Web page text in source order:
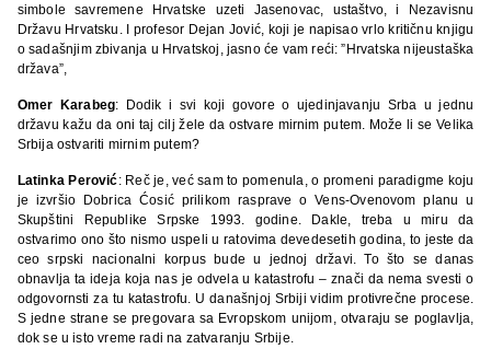
simbole savremene Hrvatske uzeti Jasenovac, ustaštvo, i Nezavisnu
Državu Hrvatsku. I profesor Dejan Jović, koji je napisao vrlo kritičnu knjigu
o sadašnjim zbivanja u Hrvatskoj, jasno će vam reći: ”Hrvatska nijeustaška
država”,
Omer Karabeg: Dodik i svi koji govore o ujedinjavanju Srba u jednu
državu kažu da oni taj cilj žele da ostvare mirnim putem. Može li se Velika
Srbija ostvariti mirnim putem?
Latinka Perović: Reč je, već sam to pomenula, o promeni paradigme koju
je izvršio Dobrica Ćosić prilikom rasprave o Vens-Ovenovom planu u
Skupštini Republike Srpske 1993. godine. Dakle, treba u miru da
ostvarimo ono što nismo uspeli u ratovima devedesetih godina, to jeste da
ceo srpski nacionalni korpus bude u jednoj državi. To što se danas
obnavlja ta ideja koja nas je odvela u katastrofu – znači da nema svesti o
odgovornsti za tu katastrofu. U današnjoj Srbiji vidim protivrečne procese.
S jedne strane se pregovara sa Evropskom unijom, otvaraju se poglavlja,
dok se u isto vreme radi na zatvaranju Srbije.